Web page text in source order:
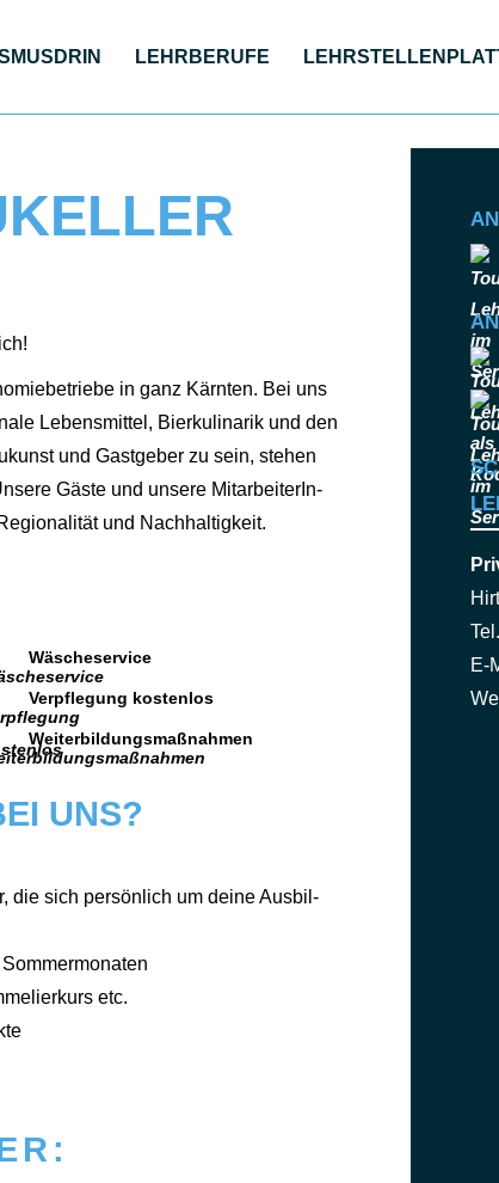
LEHR­BE­RU­FE
in ganz Kärn­ten. Bei uns
Lebens­mit­tel, Bier­ku­li­na­rik und den
und Gast­ge­ber zu sein, ste­hen
Gäs­te und unse­re Mit­ar­bei­te­rIn­
und Nach­hal­tig­keit.
Wäscheservice
Verpflegung kostenlos
Weiterbildungsmaßnahmen
UNS?
die sich per­sön­lich um dei­ne Aus­bil­
etc.
E-